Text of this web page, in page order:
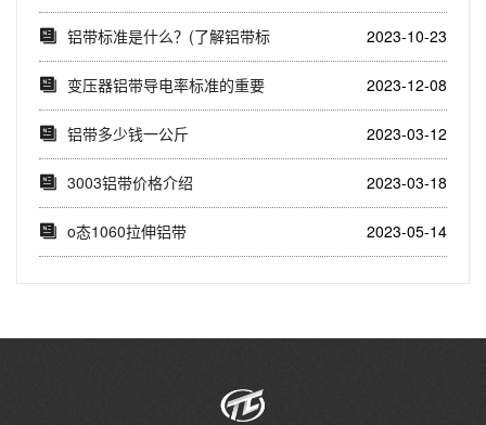
铝带标准是什么？(了解铝带标
准对于选择合适...
2023-10-23
变压器铝带导电率标准的重要
性(铝带导电率标...
2023-12-08
铝带多少钱一公斤 2023-03-12
3003铝带价格介绍 2023-03-18
o态1060拉伸铝带 2023-05-14